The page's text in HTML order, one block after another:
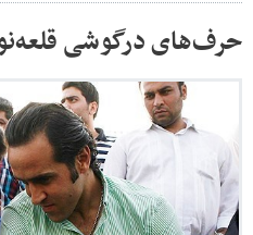
حرف‌های درگوشی